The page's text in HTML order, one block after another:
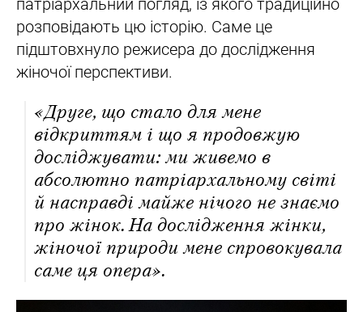
патріархальний погляд, із якого традиційно
розповідають цю історію. Саме це
підштовхнуло режисера до дослідження
жіночої перспективи.
«Друге, що стало для мене
відкриттям і що я продовжую
досліджувати: ми живемо в
абсолютно патріархальному світі
й насправді майже нічого не знаємо
про жінок. На дослідження жінки,
жіночої природи мене спровокувала
саме ця опера».